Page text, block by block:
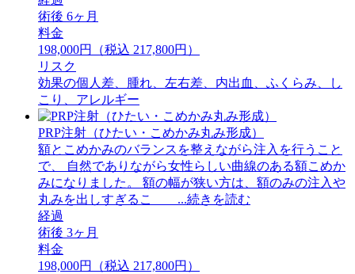
術後 6ヶ月
料金
198,000円（税込 217,800円）
リスク
効果の個人差、腫れ、左右差、内出血、ふくらみ、し
こり、アレルギー
PRP注射（ひたい・こめかみ丸み形成）
額とこめかみのバランスを整えながら注入を行うこと
で、 自然でありながら女性らしい曲線のある額こめか
みになりました。 額の幅が狭い方は、額のみの注入や
丸みを出しすぎるこ ...続きを読む
経過
術後 3ヶ月
料金
198,000円（税込 217,800円）